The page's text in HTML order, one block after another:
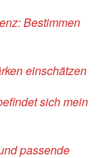
Bestimmen
einschätzen
sich mein
passende